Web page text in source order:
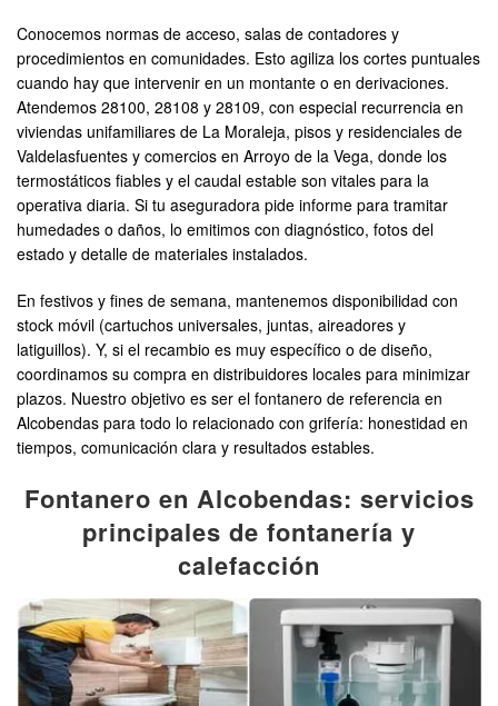
Conocemos normas de acceso, salas de contadores y
procedimientos en comunidades. Esto agiliza los cortes puntuales
cuando hay que intervenir en un montante o en derivaciones.
Atendemos 28100, 28108 y 28109, con especial recurrencia en
viviendas unifamiliares de La Moraleja, pisos y residenciales de
Valdelasfuentes y comercios en Arroyo de la Vega, donde los
termostáticos fiables y el caudal estable son vitales para la
operativa diaria. Si tu aseguradora pide informe para tramitar
humedades o daños, lo emitimos con diagnóstico, fotos del
estado y detalle de materiales instalados.
En festivos y fines de semana, mantenemos disponibilidad con
stock móvil (cartuchos universales, juntas, aireadores y
latiguillos). Y, si el recambio es muy específico o de diseño,
coordinamos su compra en distribuidores locales para minimizar
plazos. Nuestro objetivo es ser el fontanero de referencia en
Alcobendas para todo lo relacionado con grifería: honestidad en
tiempos, comunicación clara y resultados estables.
Fontanero en Alcobendas: servicios
principales de fontanería y
calefacción